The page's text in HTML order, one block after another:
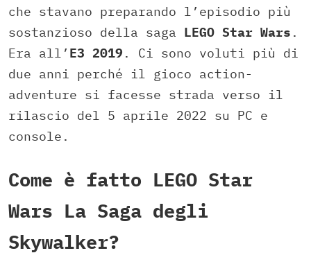
che stavano preparando l’episodio più
sostanzioso della saga LEGO Star Wars .
Era all’ E3 2019 . Ci sono voluti più di
due anni perché il gioco action-
adventure si facesse strada verso il
rilascio del 5 aprile 2022 su PC e
console.
Come è fatto LEGO Star
Wars La Saga degli
Skywalker?